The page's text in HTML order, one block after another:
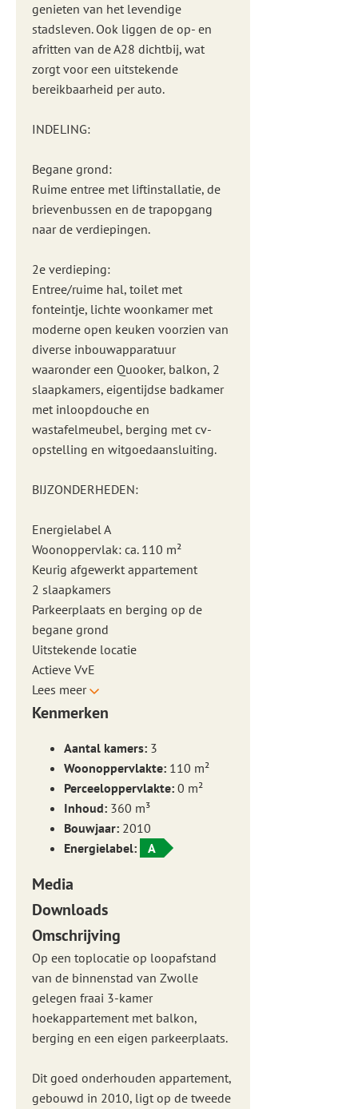
genieten van het levendige
stadsleven. Ook liggen de op- en
afritten van de A28 dichtbij, wat
zorgt voor een uitstekende
bereikbaarheid per auto.
INDELING:
Begane grond:
Ruime entree met liftinstallatie, de
brievenbussen en de trapopgang
naar de verdiepingen.
2e verdieping:
Entree/ruime hal, toilet met
fonteintje, lichte woonkamer met
moderne open keuken voorzien van
diverse inbouwapparatuur
waaronder een Quooker, balkon, 2
slaapkamers, eigentijdse badkamer
met inloopdouche en
wastafelmeubel, berging met cv-
opstelling en witgoedaansluiting.
BIJZONDERHEDEN:
Energielabel A
Woonoppervlak: ca. 110 m²
Keurig afgewerkt appartement
2 slaapkamers
Parkeerplaats en berging op de
begane grond
Uitstekende locatie
Actieve VvE
Lees meer
Kenmerken
Aantal kamers: 3
Woonoppervlakte: 110 m²
Perceeloppervlakte: 0 m²
Inhoud: 360 m³
Bouwjaar: 2010
Energielabel:
A
Media
Downloads
Omschrijving
Op een toplocatie op loopafstand
van de binnenstad van Zwolle
gelegen fraai 3-kamer
hoekappartement met balkon,
berging en een eigen parkeerplaats.
Dit goed onderhouden appartement,
gebouwd in 2010, ligt op de tweede